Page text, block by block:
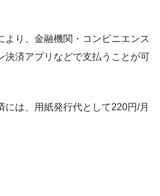
より、金融機関・コンビニエンス
決済アプリなどで支払うことが可
には、用紙発行代として220円/月